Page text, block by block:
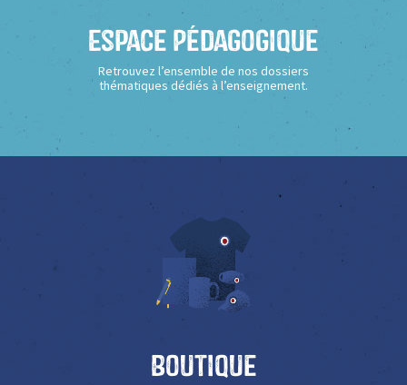
Espace Pédagogique
Retrouvez l’ensemble de nos dossiers
thématiques dédiés à l’enseignement.
Boutique